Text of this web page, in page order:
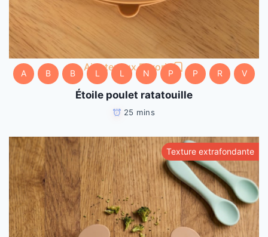
Ajouter aux Favoris
A B B L L N P P R V
Étoile poulet ratatouille
25 mins
Texture extrafondante